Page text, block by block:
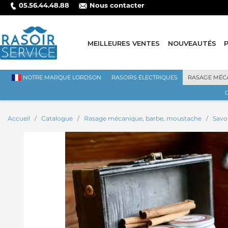
05.56.44.48.88 Nous contacter
MEILLEURES VENTES NOUVEAUTÉS
NOTRE MARQUE LORDSON RASOIRS ÉLECTRIQUES RASAGE
Accueil Catalogue Rasage mécanique, barbe, moustache